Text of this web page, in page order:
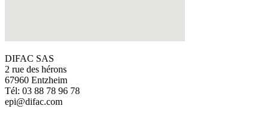
DIFAC SAS
2 rue des hérons
67960 Entzheim
Tél: 03 88 78 96 78
epi@difac.com